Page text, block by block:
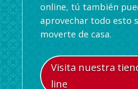
online, tú también
aprovechar todo esto
moverte de casa.
Visita nuestra
line